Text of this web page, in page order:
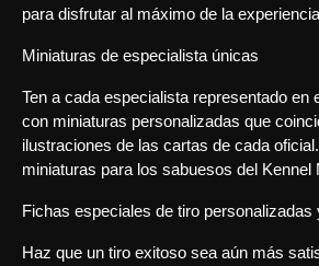
para disfrutar al máximo de la
Miniaturas de especialista únicas
Ten a cada especialista representado en
con miniaturas personalizadas que
ilustraciones de las cartas de cada
miniaturas para los sabuesos del Kennel
Fichas especiales de tiro personalizadas
Haz que un tiro exitoso sea aún más